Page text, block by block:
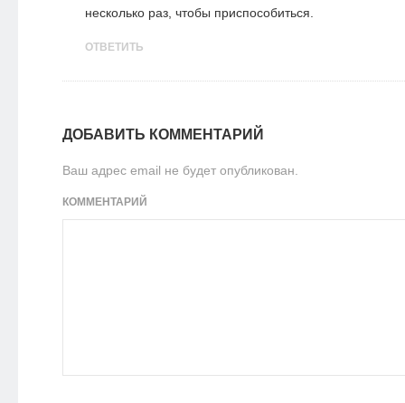
несколько раз, чтобы приспособиться.
ОТВЕТИТЬ
ДОБАВИТЬ КОММЕНТАРИЙ
Ваш адрес email не будет опубликован.
КОММЕНТАРИЙ